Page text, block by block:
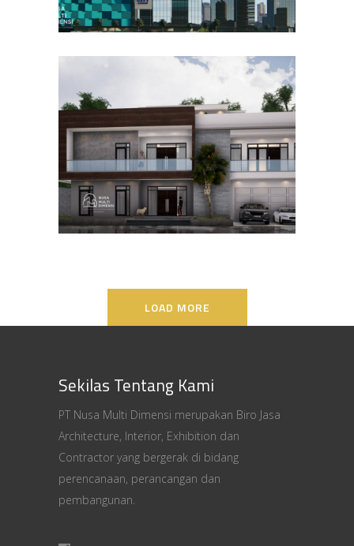
Desain Rumah Bapak Ali di
Lippo Karawaci
DESAIN RUMAH TERBAIK
LOAD MORE
Sekilas Tentang Kami
PT Nusa Multi Dimensi merupakan Biro Jasa
Architecture, Interior, Exhibition dan
Contractor yang bergerak di bidang
perencanaan, perancangan dan
pembangunan.